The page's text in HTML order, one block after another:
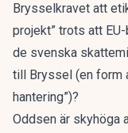
Brysselkravet att
projekt” trots att
de svenska
till Bryssel (en form
hantering”)?
Oddsen är